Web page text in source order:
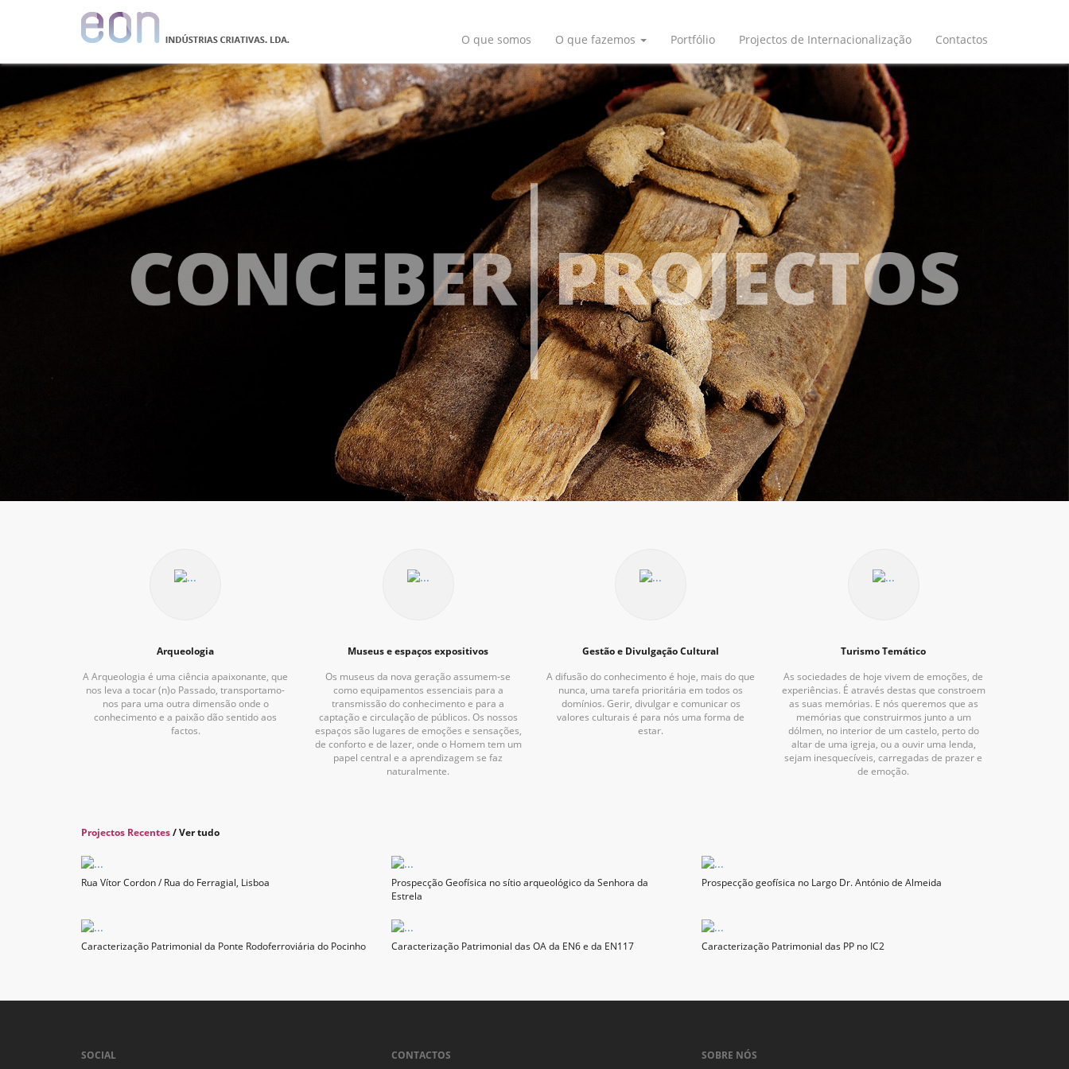
O que somos O que fazemos Portfólio Projectos de Internacionalização Contactos
Arqueologia
A Arqueologia é uma ciência apaixonante, que
nos leva a tocar (n)o Passado, transportamo-
nos para uma outra dimensão onde o
conhecimento e a paixão dão sentido aos
factos.
Museus e espaços expositivos
Os museus da nova geração assumem-se
como equipamentos essenciais para a
transmissão do conhecimento e para a
captação e circulação de públicos. Os nossos
espaços são lugares de emoções e sensações,
de conforto e de lazer, onde o Homem tem um
papel central e a aprendizagem se faz
naturalmente.
Gestão e Divulgação Cultural
A difusão do conhecimento é hoje, mais do que
nunca, uma tarefa prioritária em todos os
domínios. Gerir, divulgar e comunicar os
valores culturais é para nós uma forma de
estar.
Turismo Temático
As sociedades de hoje vivem de emoções, de
experiências. É através destas que constroem
as suas memórias. E nós queremos que as
memórias que construirmos junto a um
dólmen, no interior de um castelo, perto do
altar de uma igreja, ou a ouvir uma lenda,
sejam inesquecíveis, carregadas de prazer e
de emoção.
Projectos Recentes/Ver tudo
Rua Vítor Cordon / Rua do Ferragial, Lisboa
Prospecção Geofísica no sítio arqueológico da Senhora da
Estrela
Prospecção geofísica no Largo Dr. António de Almeida
Caracterização Patrimonial da Ponte Rodoferroviária do Pocinho Caracterização Patrimonial das OA da EN6 e da EN117 Caracterização Patrimonial das PP no IC2
SOCIAL CONTACTOS SOBRE NÓS